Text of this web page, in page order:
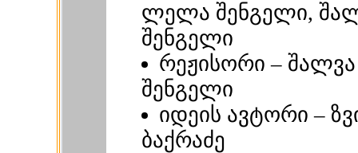
ლელა შენგელი,
შენგელი
რეჟისორი – შალვა
შენგელი
იდეის ავტორი –
ბაქრაძე